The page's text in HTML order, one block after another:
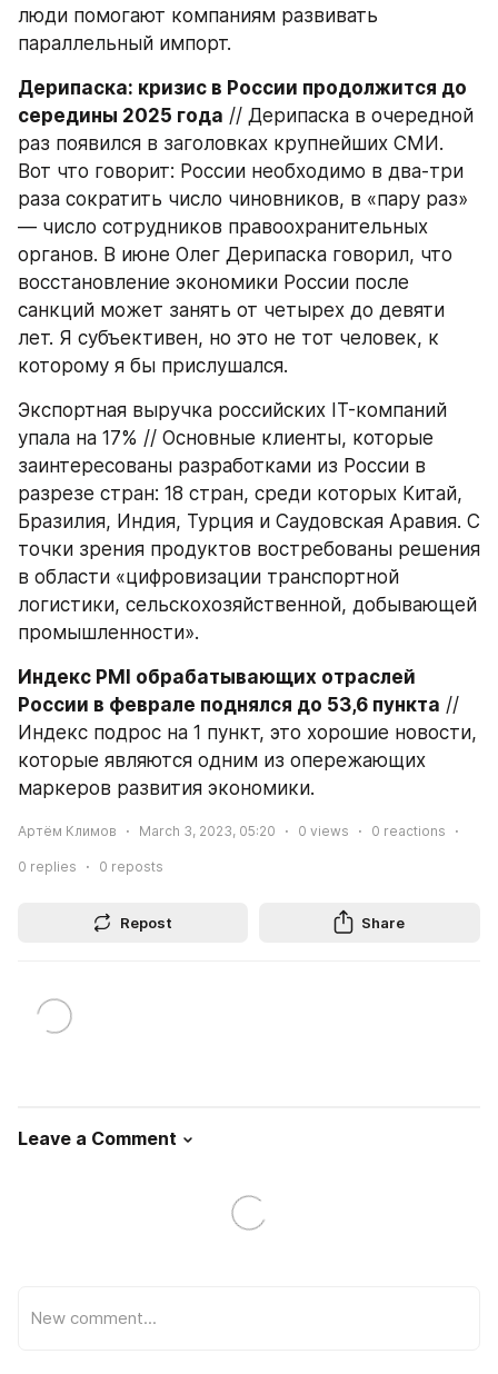
люди помогают компаниям развивать
параллельный импорт.
Дерипаска: кризис в России продолжится до
середины 2025 года // Дерипаска в очередной
раз появился в заголовках крупнейших СМИ.
Вот что говорит: России необходимо в два-три
раза сократить число чиновников, в «пару раз»
— число сотрудников правоохранительных
органов. В июне Олег Дерипаска говорил, что
восстановление экономики России после
санкций может занять от четырех до девяти
лет. Я субъективен, но это не тот человек, к
которому я бы прислушался.
Экспортная выручка российских IT-компаний
упала на 17% // Основные клиенты, которые
заинтересованы разработками из России в
разрезе стран: 18 стран, среди которых Китай,
Бразилия, Индия, Турция и Саудовская Аравия. С
точки зрения продуктов востребованы решения
в области «цифровизации транспортной
логистики, сельскохозяйственной, добывающей
промышленности».
Индекс PMI обрабатывающих отраслей
России в феврале поднялся до 53,6 пункта //
Индекс подрос на 1 пункт, это хорошие новости,
которые являются одним из опережающих
маркеров развития экономики.
Артём Климов March 3, 2023, 05:20 0 views 0 reactions
0 replies 0 reposts
Repost Share
Leave a Comment